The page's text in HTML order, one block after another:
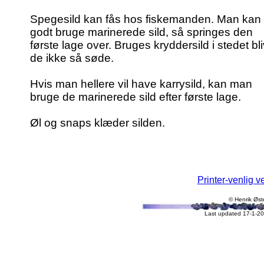
Spegesild kan fås hos fiskemanden. Man kan
godt bruge marinerede sild, så springes den
første lage over. Bruges kryddersild i stedet
de ikke så søde.
Hvis man hellere vil have karrysild, kan man
bruge de marinerede sild efter første lage.
Øl og snaps klæder silden.
Printer-venlig
© Henrik
Last updated 17-1-